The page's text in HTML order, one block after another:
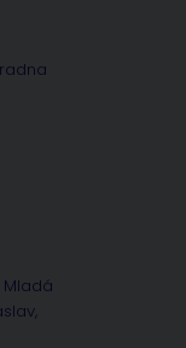
Mladá